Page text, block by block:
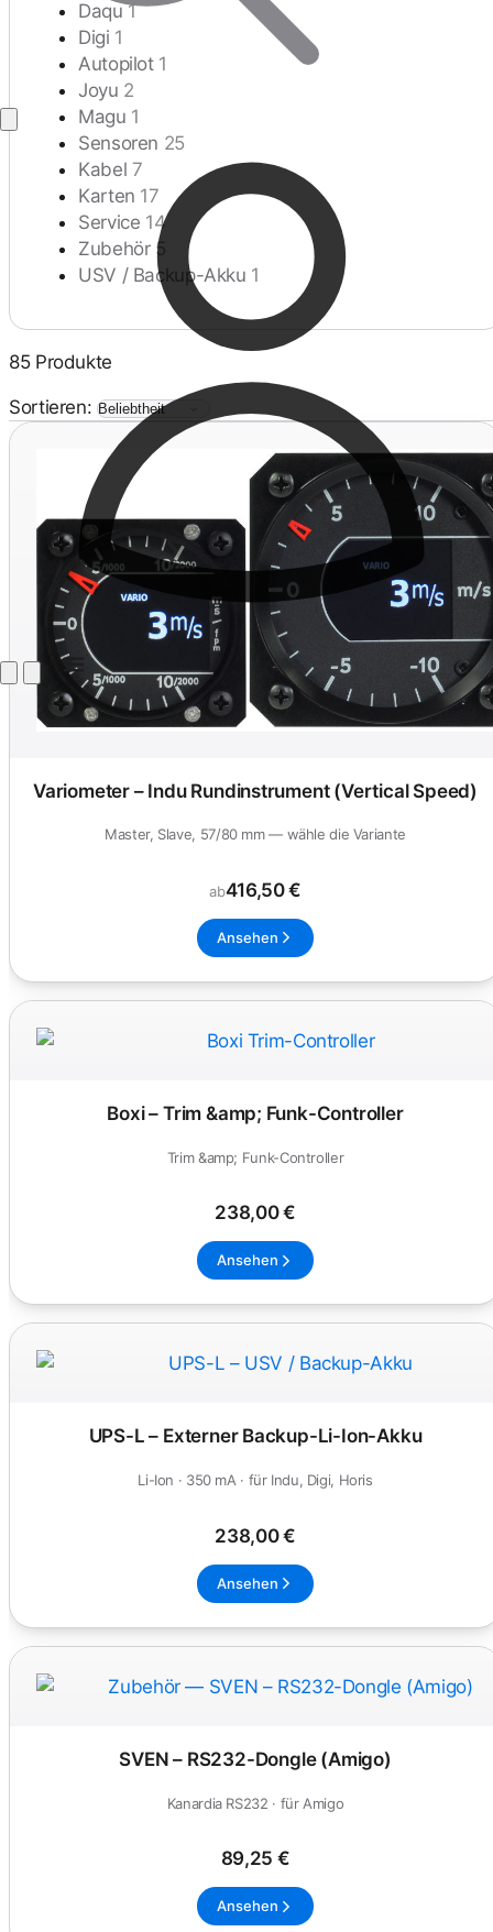
Daqu1
Digi 1
Autopilot 1
Joyu 2
Magu 1
Sensoren 25
Kabel 7
Karten 17
Service 14
Zubehör 5
USV / Backup-Akku 1
85 Produkte
Sortieren:
Variometer – Indu Rundinstrument (Vertical Speed)
Master, Slave, 57/80 mm — wähle die Variante
ab416,50 €
Ansehen
Boxi – Trim &amp; Funk-Controller
Trim &amp; Funk-Controller
238,00 €
Ansehen
UPS-L – Externer Backup-Li-Ion-Akku
Li-Ion · 350 mA · für Indu, Digi, Horis
238,00 €
Ansehen
SVEN – RS232-Dongle (Amigo)
Kanardia RS232 · für Amigo
89,25 €
Ansehen